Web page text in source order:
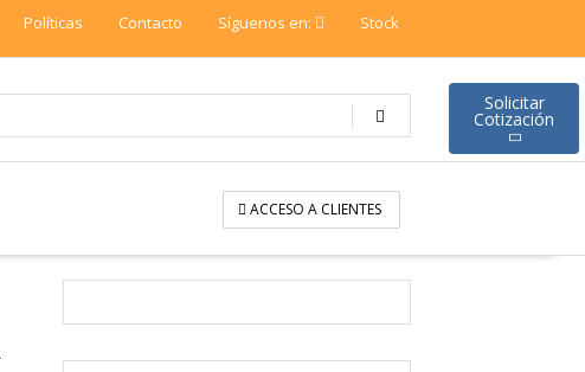
Políticas Contacto Síguenos en: Stock
ACCESO A CLIENTES
Solicitar
Cotización